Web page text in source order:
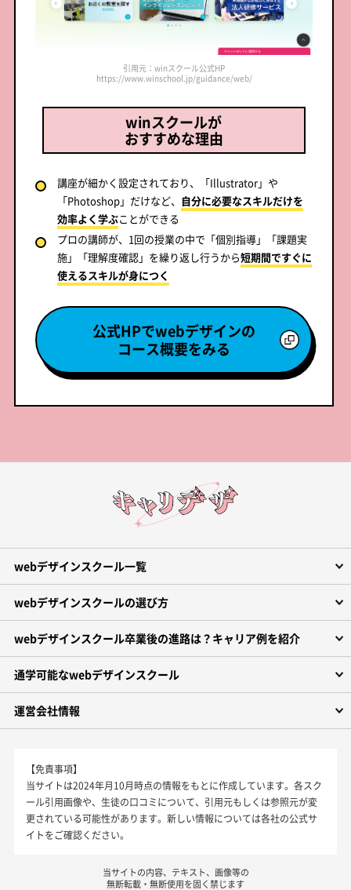
引用元：winスクール公式HP
https://www.winschool.jp/guidance/web/
winスクールが
おすすめな理由
講座が細かく設定されており、「Illustrator」や
「Photoshop」だけなど、 自分に必要なスキルだけを
効率よく学ぶことができる
プロの講師が、1回の授業の中で「個別指導」「課題実
施」「理解度確認」を繰り返し行うから短期間ですぐに
使えるスキルが身につく
公式HPでwebデザインの
コース概要をみる
webデザインスクール一覧
webデザインスクールの選び方
webデザインスクール卒業後の進路は？キャリア例を紹介
通学可能なwebデザインスクール
運営会社情報
【免責事項】
当サイトは2024年月10月時点の情報をもとに作成しています。各スク
ール引用画像や、生徒の口コミについて、引用元もしくは参照元が変
更されている可能性があります。新しい情報については各社の公式サ
イトをご確認ください。
当サイトの内容、テキスト、画像等の
無断転載・無断使用を固く禁じます